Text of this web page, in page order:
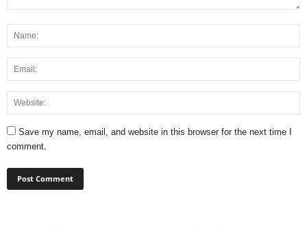
Save my name, email, and website in this browser for the next time I
comment.